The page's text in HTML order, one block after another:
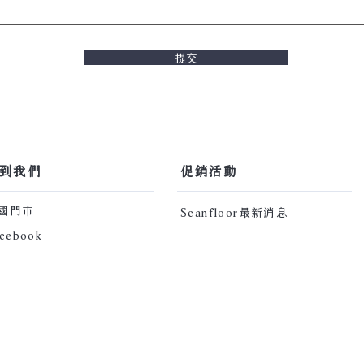
提交
我們
門市
​促銷活動​
Scanfloor最新消息